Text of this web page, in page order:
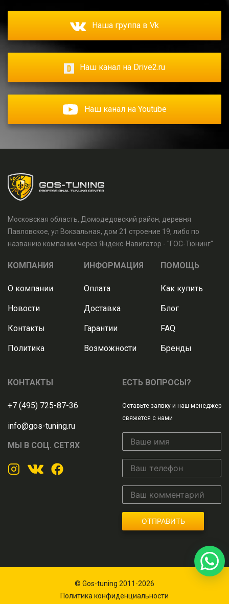
Наша группа в Vk
Наш канал на Drive2.ru
Наш канал на Youtube
Московская область, Домодедовский район, деревня
Павловское, ул Вокзальная, дом 21 строение 19, либо по
названию компании через Яндекс-Навигатор - "ГОС-Тюнинг"
КОМПАНИЯ
О компании
Новости
Контакты
Политика
ИНФОРМАЦИЯ
Оплата
Доставка
Гарантии
Возможности
ПОМОЩЬ
Как купить
Блог
FAQ
Бренды
КОНТАКТЫ
+7 (495) 725-87-36
info@gos-tuning.ru
МЫ В СОЦ. СЕТЯХ
ЕСТЬ ВОПРОСЫ?
Оставьте заявку и наш менеджер
свяжется с нами
ОТПРАВИТЬ
© Gos-tuning 2011-2026
Политика конфиденциальности